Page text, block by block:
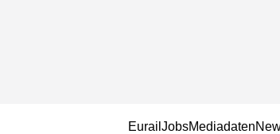
EurailJobsMediadaten